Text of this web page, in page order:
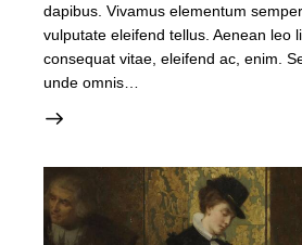
dapibus. Vivamus elementum
vulputate eleifend tellus. Aenean leo
consequat vitae, eleifend ac, enim.
unde omnis…